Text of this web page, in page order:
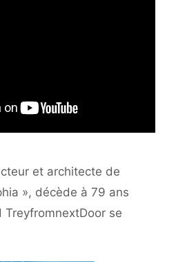
et architecte de
», décède à 79 ans
TreyfromnextDoor se